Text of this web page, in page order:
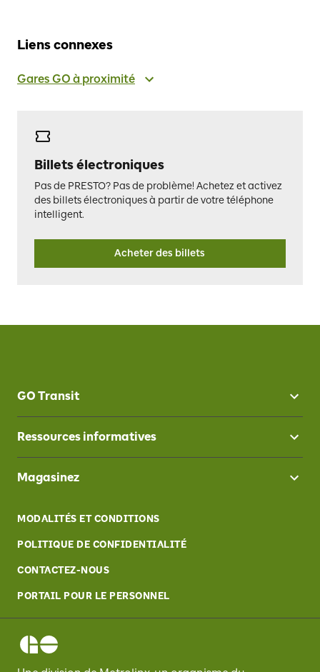
Liens connexes
Gares GO à proximité
Billets électroniques
Pas de PRESTO? Pas de problème! Achetez et activez
des billets électroniques à partir de votre téléphone
intelligent.
Acheter des billets
GO Transit
Ressources informatives
Magasinez
MODALITÉS ET CONDITIONS
POLITIQUE DE CONFIDENTIALITÉ
CONTACTEZ-NOUS
PORTAIL POUR LE PERSONNEL